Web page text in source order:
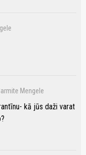
Mengele
kā jūs daži varat